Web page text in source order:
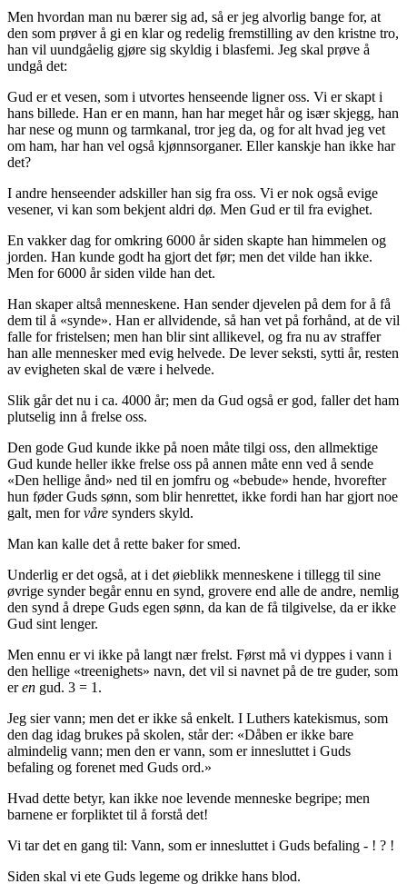
Men hvordan man nu bærer sig ad, så er jeg alvorlig bange for, at
den som prøver å gi en klar og redelig fremstilling av den kristne tro,
han vil uundgåelig gjøre sig skyldig i blasfemi. Jeg skal prøve å
undgå det:
Gud er et vesen, som i utvortes henseende ligner oss. Vi er skapt i
hans billede. Han er en mann, han har meget hår og især skjegg, han
har nese og munn og tarmkanal, tror jeg da, og for alt hvad jeg vet
om ham, har han vel også kjønnsorganer. Eller kanskje han ikke har
det?
I andre henseender adskiller han sig fra oss. Vi er nok også evige
vesener, vi kan som bekjent aldri dø. Men Gud er til fra evighet.
En vakker dag for omkring 6000 år siden skapte han himmelen og
jorden. Han kunde godt ha gjort det før; men det vilde han ikke.
Men for 6000 år siden vilde han det.
Han skaper altså menneskene. Han sender djevelen på dem for å få
dem til å «synde». Han er allvidende, så han vet på forhånd, at de vil
falle for fristelsen; men han blir sint allikevel, og fra nu av straffer
han alle mennesker med evig helvede. De lever seksti, sytti år, resten
av evigheten skal de være i helvede.
Slik går det nu i ca. 4000 år; men da Gud også er god, faller det ham
plutselig inn å frelse oss.
Den gode Gud kunde ikke på noen måte tilgi oss, den allmektige
Gud kunde heller ikke frelse oss på annen måte enn ved å sende
«Den hellige ånd» ned til en jomfru og «bebude» hende, hvorefter
hun føder Guds sønn, som blir henrettet, ikke fordi han har gjort noe
galt, men forvåre synders skyld.
Man kan kalle det å rette baker for smed.
Underlig er det også, at i det øieblikk menneskene i tillegg til sine
øvrige synder begår ennu en synd, grovere end alle de andre, nemlig
den synd å drepe Guds egen sønn, da kan de få tilgivelse, da er ikke
Gud sint lenger.
Men ennu er vi ikke på langt nær frelst. Først må vi dyppes i vann i
den hellige «treenighets» navn, det vil si navnet på de tre guder, som
eren gud. 3 = 1.
Jeg sier vann; men det er ikke så enkelt. I Luthers katekismus, som
den dag idag brukes på skolen, står der: «Dåben er ikke bare
almindelig vann; men den er vann, som er innesluttet i Guds
befaling og forenet med Guds ord.»
Hvad dette betyr, kan ikke noe levende menneske begripe; men
barnene er forpliktet til å forstå det!
Vi tar det en gang til: Vann, som er innesluttet i Guds befaling - ! ? !
Siden skal vi ete Guds legeme og drikke hans blod.